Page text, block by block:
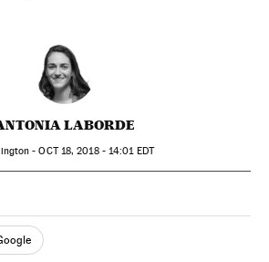
LABORDE
-OCT18, 2018 - 14:01EDT
en TwitterRedes Sociales